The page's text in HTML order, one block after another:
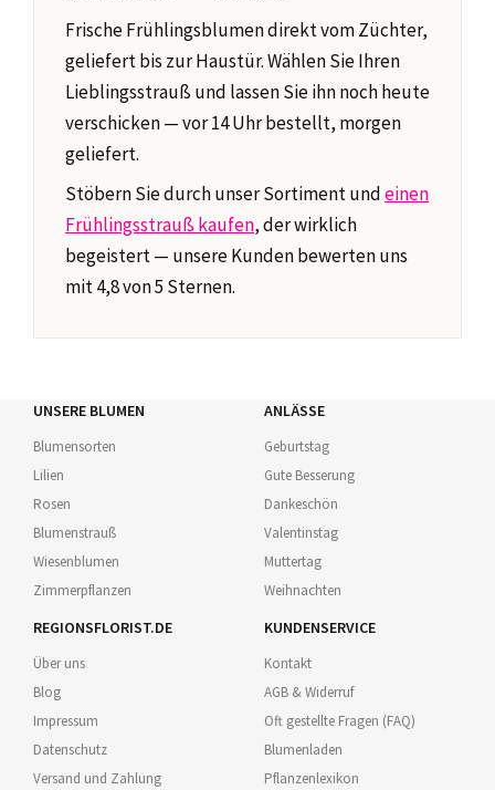
Frische Frühlingsblumen direkt vom Züchter,
geliefert bis zur Haustür. Wählen Sie Ihren
Lieblingsstrauß und lassen Sie ihn noch heute
verschicken — vor 14 Uhr bestellt, morgen
geliefert.
Stöbern Sie durch unser Sortiment undeinen
Frühlingsstrauß kaufen, der wirklich
begeistert — unsere Kunden bewerten uns
mit 4,8 von 5 Sternen.
UNSERE BLUMEN
Blumensorten
Lilien
Rosen
Blumenstrauß
Wiesenblumen
Zimmerpflanzen
ANLÄSSE
Geburtstag
Gute Besserung
Dankeschön
Valentinstag
Muttertag
Weihnachten
REGIONSFLORIST.DE
Über uns
Blog
Impressum
Datenschutz
Versand und Zahlung
KUNDENSERVICE
Kontakt
AGB & Widerruf
Oft gestellte Fragen (FAQ)
Blumenladen
Pflanzenlexikon